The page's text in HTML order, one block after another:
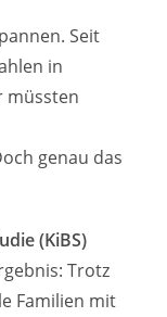
Seit
in
müssten
genau das
(KiBS)
Trotz
Familien mit